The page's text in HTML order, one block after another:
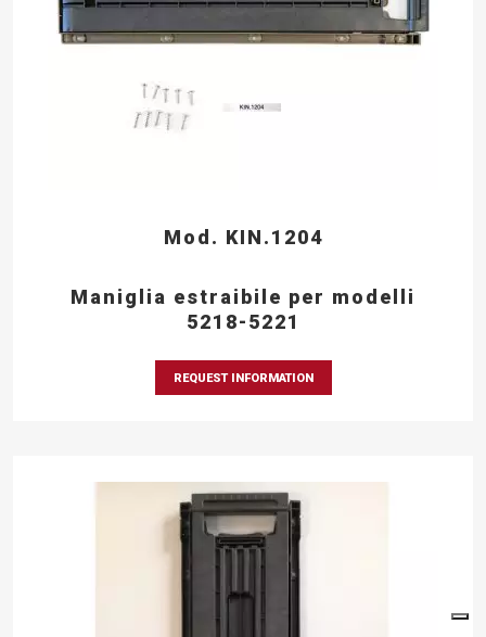
Mod. KIN.1204
Maniglia estraibile per modelli
5218-5221
REQUEST INFORMATION